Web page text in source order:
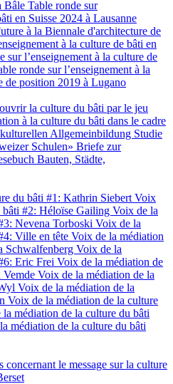
Bâle Table ronde sur
en Suisse 2024 à Lausanne
à la Biennale d'architecture de
à la culture de bâti en
sur l’enseignement à la culture de
ronde sur l’enseignement à la
de position 2019 à Lugano
la culture du bâti par le jeu
à la culture du bâti dans le cadre
Allgemeinbildung Studie
Schulen» Briefe zur
Bauten, Städte,
du bâti #1: Kathrin Siebert Voix
bâti #2: Héloïse Gailing Voix de la
Nevena Torboski Voix de la
Ville en tête Voix de la médiation
Schwalfenberg Voix de la
Eric Frei Voix de la médiation de
Vemde Voix de la médiation de la
Voix de la médiation de la
Voix de la médiation de la culture
médiation de la culture du bâti
médiation de la culture du bâti
le message sur la culture